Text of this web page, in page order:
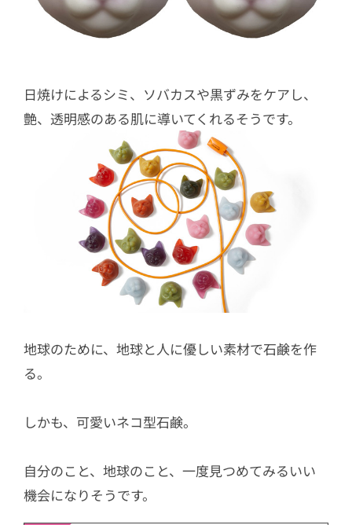
日焼けによるシミ、ソバカスや黒ずみをケアし、
艶、透明感のある肌に導いてくれるそうです。
地球のために、地球と人に優しい素材で石鹸を作
る。
しかも、可愛いネコ型石鹸。
自分のこと、地球のこと、一度見つめてみるいい
機会になりそうです。